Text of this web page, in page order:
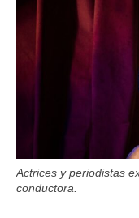
Actrices y periodistas
conductora.